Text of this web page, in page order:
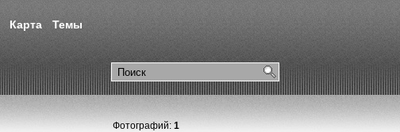
Карта Темы
Фотографий: 1